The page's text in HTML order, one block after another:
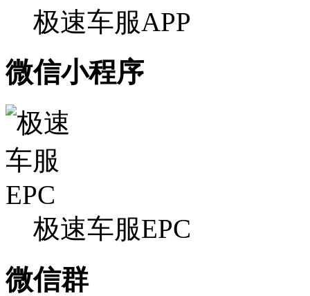
极速车服APP
微信小程序
极速车服EPC
微信群